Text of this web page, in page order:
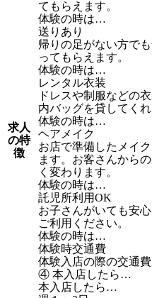
求人
の特
徴
てもらえます。
体験の時は…
送りあり
帰りの足がない方で
ってもらえます。
体験の時は…
レンタル衣装
ドレスや制服などの
内バッグを貸してく
体験の時は…
ヘアメイク
お店で準備したメイ
ます。お客さんから
く変わります。
体験の時は…
託児所利用OK
お子さんがいても安
ご利用ください。
体験の時は…
体験時交通費
体験入店の際の交通
④ 本入店したら…
本入店したら…